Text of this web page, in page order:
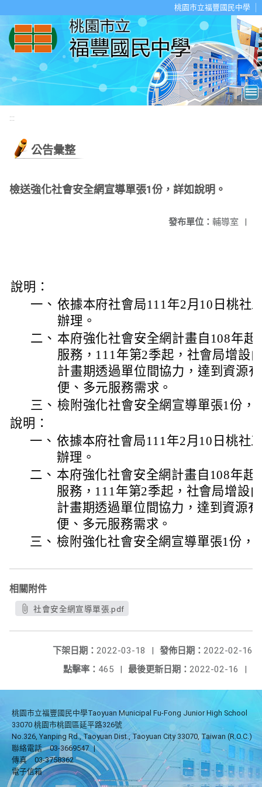
桃園市立福豐國民中學
:::
公告彙整
檢送強化社會安全網宣導單張1份，詳如說明。
發布單位： 輔導室 |
說明：
一、 依據本府社會局111年2月10日桃社
辦理。
二、 本府強化社會安全網計畫自108年
服務，111年第2季起，社會局增設
計畫期透過單位間協力，達到資源
便、多元服務需求。
三、 檢附強化社會安全網宣導單張1份，
說明：
一、 依據本府社會局111年2月10日桃社
辦理。
二、 本府強化社會安全網計畫自108年起
服務，111年第2季起，社會局增設
計畫期透過單位間協力，達到資源
便、多元服務需求。
三、 檢附強化社會安全網宣導單張1份，
相關附件
社會安全網宣導單張.pdf
發佈日期： 2022-02-16
下架日期： 2022-03-18
|
最後更新日期： 2022-02-16 |
點擊率： 465 |
桃園市立福豐國民中學Taoyuan Municipal Fu-Fong Junior High School
33070 桃園市桃園區延平路326號
No.326, Yanping Rd., Taoyuan Dist., Taoyuan City 33070, Taiwan (R.O.C.)
聯絡電話
03-3669547 |
傳真
03-3758362
電子信箱